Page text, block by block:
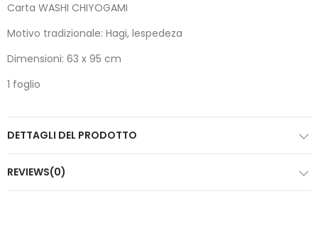
Carta WASHI CHIYOGAMI
Motivo tradizionale: Hagi, lespedeza
Dimensioni: 63 x 95 cm
1 foglio
DETTAGLI DEL PRODOTTO
REVIEWS(0)